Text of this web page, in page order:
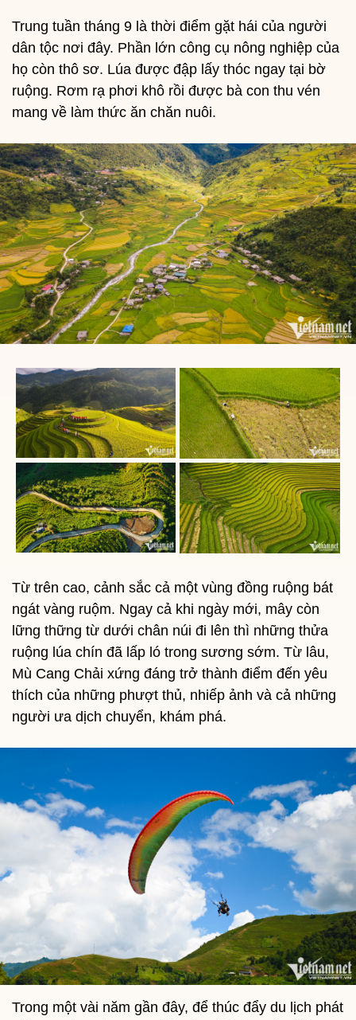
Trung tuần tháng 9 là thời điểm gặt hái của người
dân tộc nơi đây. Phần lớn công cụ nông nghiệp của
họ còn thô sơ. Lúa được đập lấy thóc ngay tại bờ
ruộng. Rơm rạ phơi khô rồi được bà con thu vén
mang về làm thức ăn chăn nuôi.
Từ trên cao, cảnh sắc cả một vùng đồng ruộng bát
ngát vàng ruộm. Ngay cả khi ngày mới, mây còn
lững thững từ dưới chân núi đi lên thì những thửa
ruộng lúa chín đã lấp ló trong sương sớm. Từ lâu,
Mù Cang Chải xứng đáng trở thành điểm đến yêu
thích của những phượt thủ, nhiếp ảnh và cả những
người ưa dịch chuyển, khám phá.
Trong một vài năm gần đây, để thúc đẩy du lịch phát